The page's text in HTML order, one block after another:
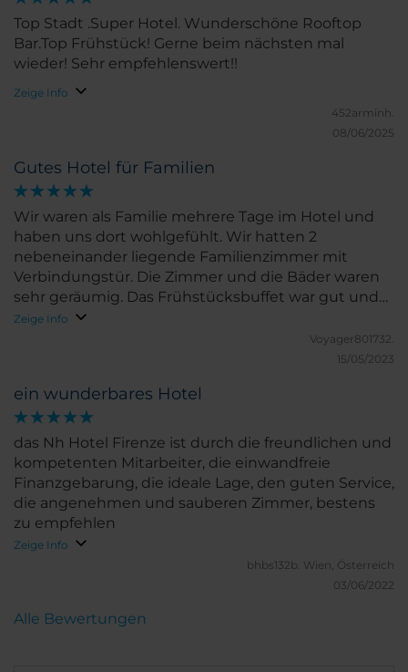
Top Stadt .Super Hotel. Wunderschöne Rooftop
Bar.Top Frühstück! Gerne beim nächsten mal
wieder! Sehr empfehlenswert!!
Zeige Info
452arminh.
08/06/2025
Gutes Hotel für Familien
Wir waren als Familie mehrere Tage im Hotel und
haben uns dort wohlgefühlt. Wir hatten 2
nebeneinander liegende Familienzimmer mit
Verbindungstür. Die Zimmer und die Bäder waren
sehr geräumig. Das Frühstücksbuffet war gut und
auch die Anbindung an öffentliche Verkehrsmittel.
Zeige Info
Voyager801732.
15/05/2023
ein wunderbares Hotel
das Nh Hotel Firenze ist durch die freundlichen und
kompetenten Mitarbeiter, die einwandfreie
Finanzgebarung, die ideale Lage, den guten Service,
die angenehmen und sauberen Zimmer, bestens
zu empfehlen
Zeige Info
bhbs132b. Wien, Österreich
03/06/2022
Alle Bewertungen